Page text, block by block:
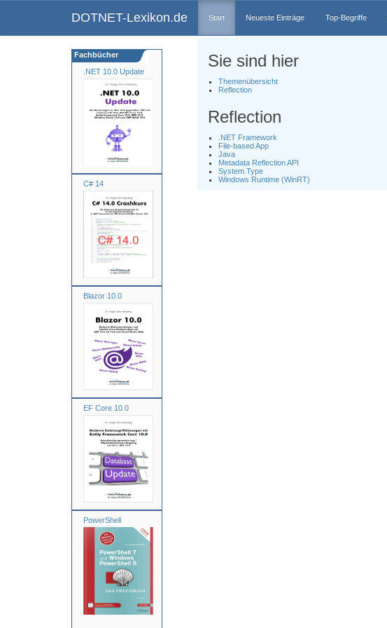
DOTNET-Lexikon.de Start Neueste Einträge Top-Begriffe
.NET 10.0 Update
C# 14
Blazor 10.0
EF Core 10.0
PowerShell
Fachbücher Sie sind hier
Themenübersicht
Reflection
Reflection
.NET Framework
File-based App
Java
Metadata Reflection API
System.Type
Windows Runtime (WinRT)